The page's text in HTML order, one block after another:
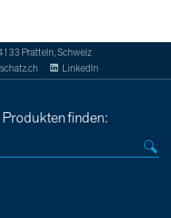
Pratteln, Schweiz
LinkedIn
finden: